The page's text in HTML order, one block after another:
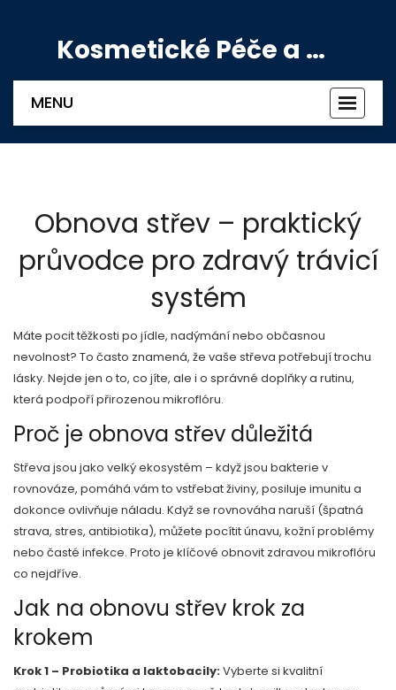
Kosmetické Péče a Výživové Doplňky
MENU
Obnova střev – praktický
průvodce pro zdravý trávicí
systém
Máte pocit těžkosti po jídle, nadýmání nebo občasnou
nevolnost? To často znamená, že vaše střeva potřebují trochu
lásky. Nejde jen o to, co jíte, ale i o správné doplňky a rutinu,
která podpoří přirozenou mikroflóru.
Proč je obnova střev důležitá
Střeva jsou jako velký ekosystém – když jsou bakterie v
rovnováze, pomáhá vám to vstřebat živiny, posiluje imunitu a
dokonce ovlivňuje náladu. Když se rovnováha naruší (špatná
strava, stres, antibiotika), můžete pocítit únavu, kožní problémy
nebo časté infekce. Proto je klíčové obnovit zdravou mikroflóru
co nejdříve.
Jak na obnovu střev krok za
krokem
Krok 1 – Probiotika a laktobacily:Vyberte si kvalitní